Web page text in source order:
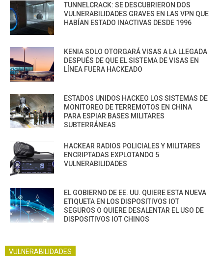
TUNNELCRACK: SE DESCUBRIERON DOS
VULNERABILIDADES GRAVES EN LAS VPN QUE
HABÍAN ESTADO INACTIVAS DESDE 1996
KENIA SOLO OTORGARÁ VISAS A LA LLEGADA
DESPUÉS DE QUE EL SISTEMA DE VISAS EN
LÍNEA FUERA HACKEADO
ESTADOS UNIDOS HACKEO LOS SISTEMAS DE
MONITOREO DE TERREMOTOS EN CHINA
PARA ESPIAR BASES MILITARES
SUBTERRÁNEAS
HACKEAR RADIOS POLICIALES Y MILITARES
ENCRIPTADAS EXPLOTANDO 5
VULNERABILIDADES
EL GOBIERNO DE EE. UU. QUIERE ESTA NUEVA
ETIQUETA EN LOS DISPOSITIVOS IOT
SEGUROS O QUIERE DESALENTAR EL USO DE
DISPOSITIVOS IOT CHINOS
VULNERABILIDADES